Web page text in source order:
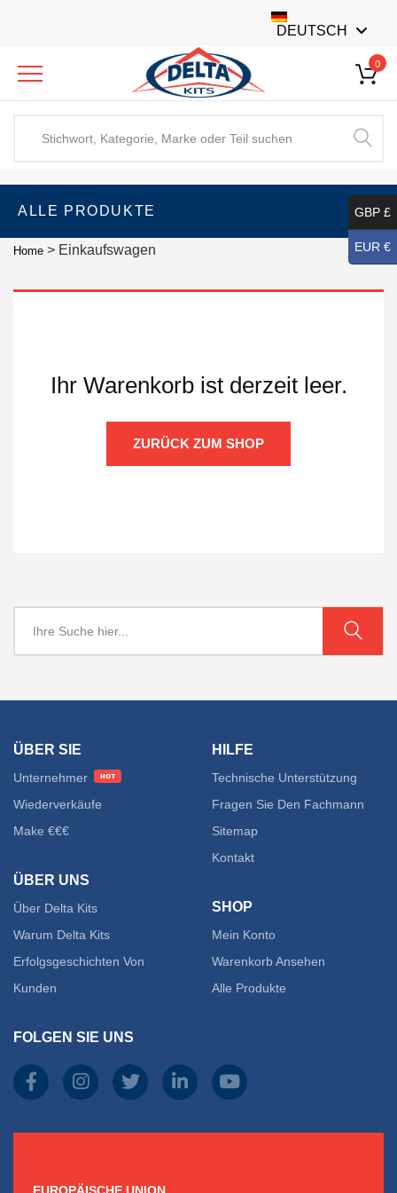
DEUTSCH
0
ALLE PRODUKTE
Home > Einkaufswagen
Ihr Warenkorb ist derzeit leer.
ZURÜCK ZUM SHOP
GBP £
EUR €
ÜBER SIE
Unternehmer
Wiederverkäufe
Make €€€
ÜBER UNS
Über Delta Kits
Warum Delta Kits
Erfolgsgeschichten Von
Kunden
HILFE
Technische Unterstützung
Fragen Sie Den Fachmann
Sitemap
Kontakt
SHOP
Mein Konto
Warenkorb Ansehen
Alle Produkte
FOLGEN SIE UNS
EUROPÄISCHE UNION